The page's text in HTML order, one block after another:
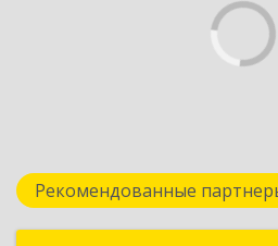
Рекомендованные